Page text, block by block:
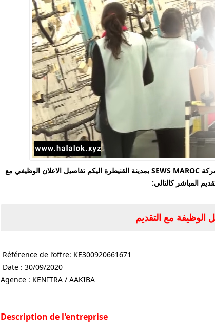
بشركة SEWS MAROC بمدينة القنيطرة اليكم تفاصيل الاعلان الوظيفي مع
المباشر كالتالي:
الوظيفة مع التقديم
Référence de l’offre: KE300920661671
Date : 30/09/2020
Agence : KENITRA / AAKIBA
Description de l'entreprise